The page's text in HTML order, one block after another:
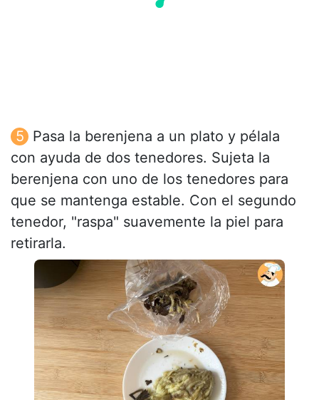
Pasa la berenjena a un plato y pélala
con ayuda de dos tenedores. Sujeta la
berenjena con uno de los tenedores para
que se mantenga estable. Con el segundo
tenedor, "raspa" suavemente la piel para
retirarla.